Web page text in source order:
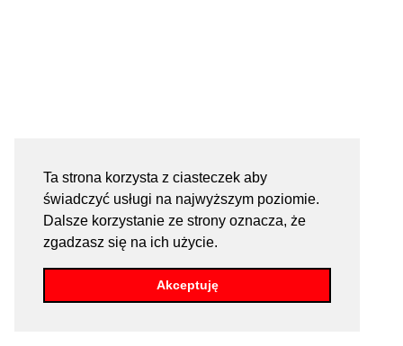
Ta strona korzysta z ciasteczek aby
świadczyć usługi na najwyższym poziomie.
Dalsze korzystanie ze strony oznacza, że
zgadzasz się na ich użycie.
Akceptuję